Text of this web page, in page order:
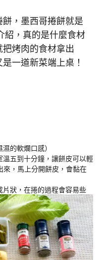
，墨西哥捲餅就是
紹，真的是什麼食材
烤肉的食材拿出
一道新菜端上桌！
的軟爛口感）
溫五到十分鐘，讓餅皮可以輕
，馬上分開餅皮，會黏在
片狀，在捲的過程會容易些